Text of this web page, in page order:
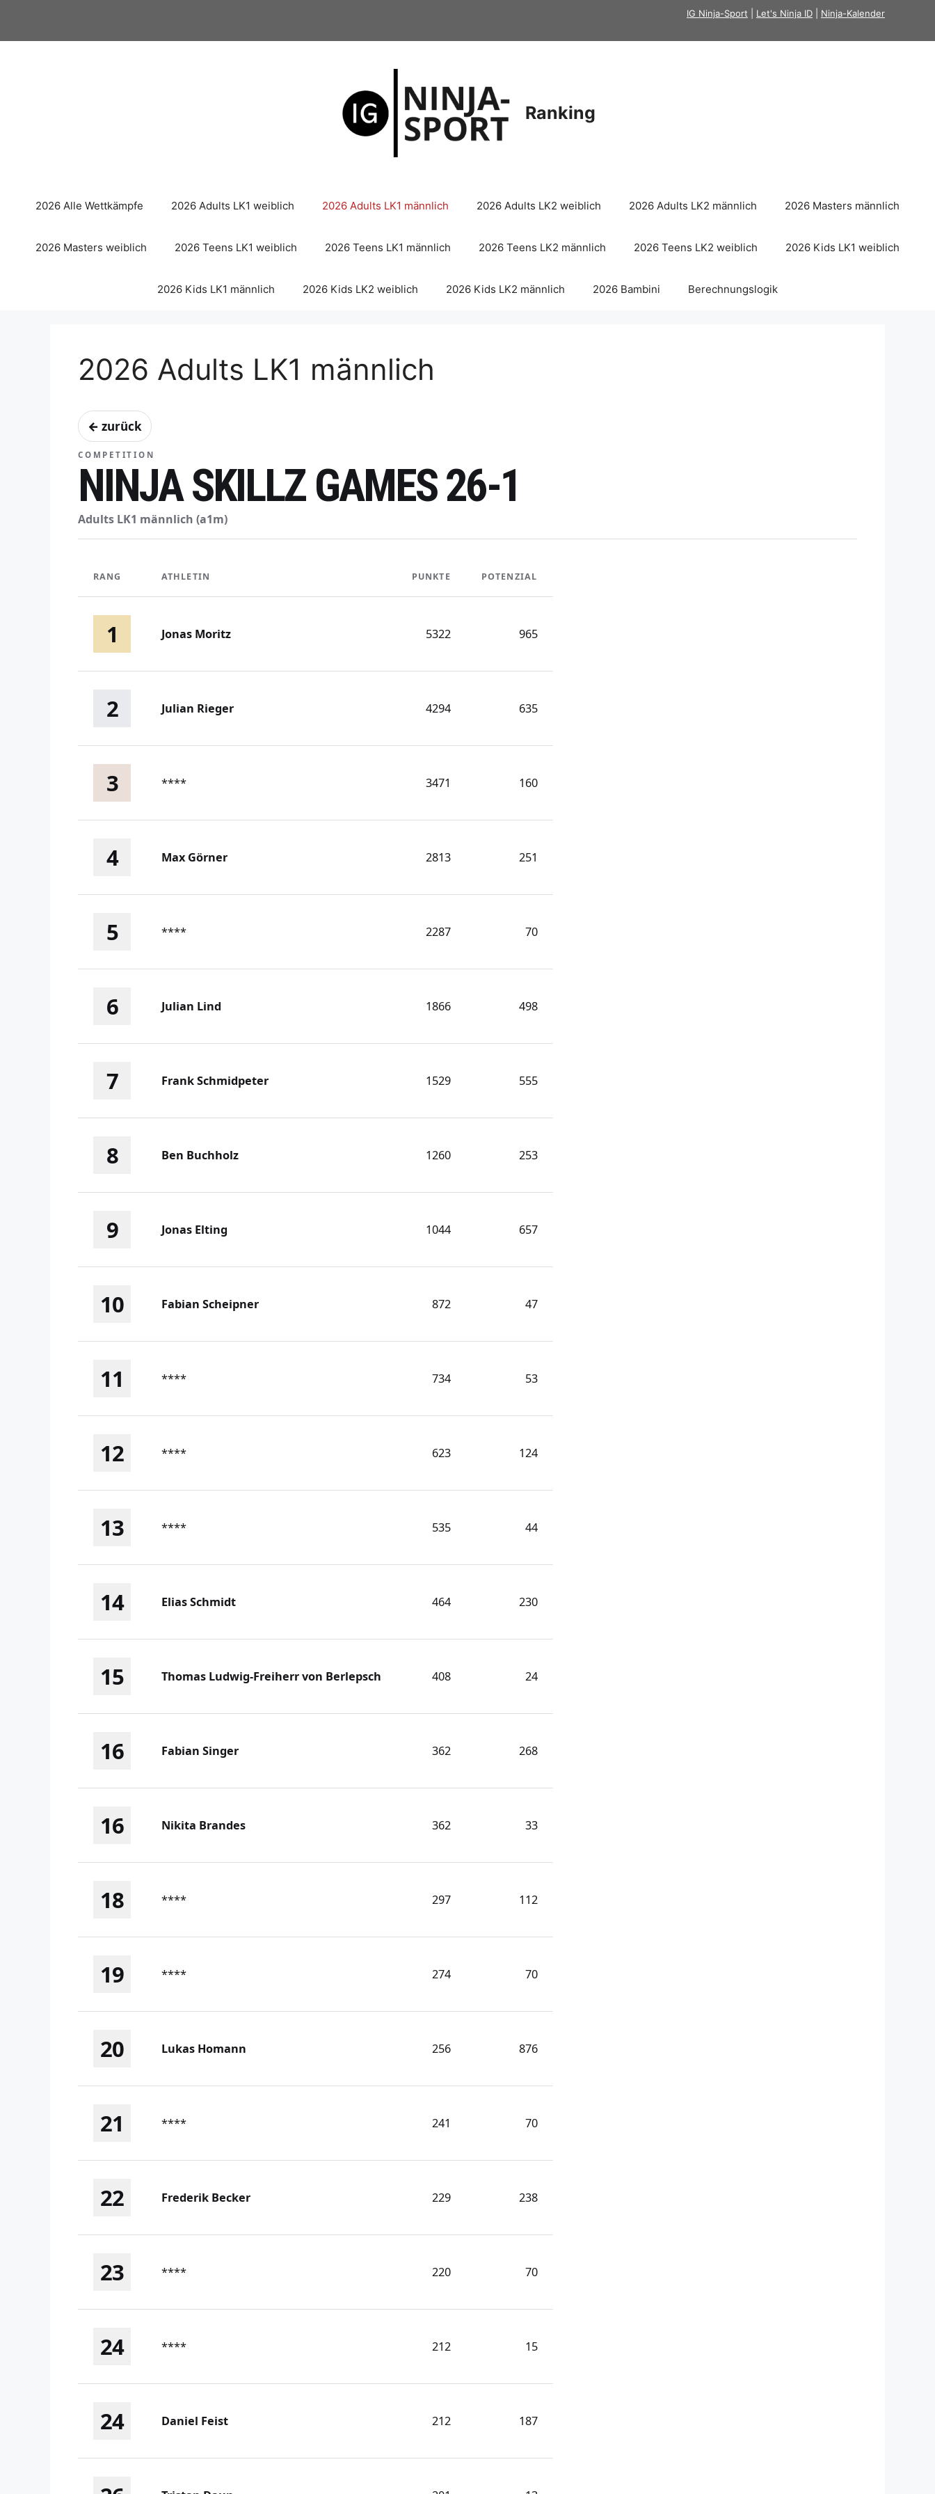
springen
IG Ninja-Sport Let's Ninja ID Ninja-Kalender
Ranking
2026 Alle Wettkämpfe 2026 Adults LK1 weiblich 2026 Adults LK1 männlich 2026 Adults LK2 weiblich 2026 Adults LK2 männlich 2026 Masters männlich
2026 Masters weiblich 2026 Teens LK1 weiblich 2026 Teens LK1 männlich 2026 Teens LK2 männlich 2026 Teens LK2 weiblich 2026 Kids LK1 weiblich
2026 Kids LK1 männlich 2026 Kids LK2 weiblich 2026 Kids LK2 männlich 2026 Bambini Berechnungslogik
2026 Adults LK1 männlich
← zurück
COMPETITION
NINJA SKILLZ GAMES 26-1
Adults LK1 männlich (a1m)
RANG ATHLETIN PUNKTE POTENZIAL
1 Jonas Moritz 5322 965
2 Julian Rieger 4294 635
3 **** 3471 160
4 Max Görner 2813 251
5 **** 2287 70
6 Julian Lind 1866 498
7 Frank Schmidpeter 1529 555
8 Ben Buchholz 1260 253
9 Jonas Elting 1044 657
10 Fabian Scheipner 872 47
11 **** 734 53
12 **** 623 124
13 **** 535 44
14 Elias Schmidt 464 230
15 Thomas Ludwig-Freiherr von Berlepsch 408 24
16 Fabian Singer 362 268
16 Nikita Brandes 362 33
18 **** 297 112
19 **** 274 70
20 Lukas Homann 256 876
21 **** 241 70
22 Frederik Becker 229 238
23 **** 220 70
24 **** 212 15
24 Daniel Feist 212 187